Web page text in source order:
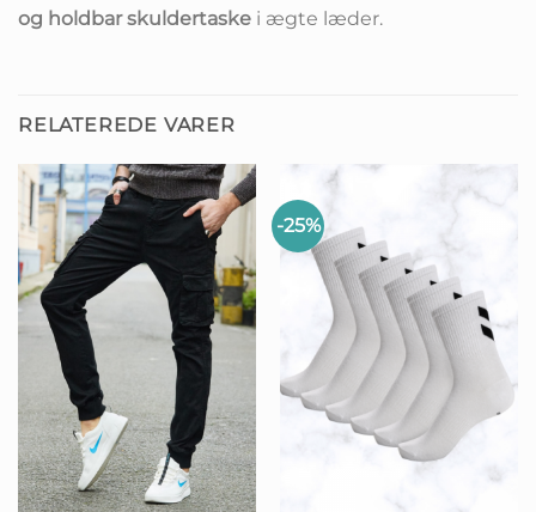
og holdbar skuldertaske i ægte læder.
RELATEREDE VARER
-25%